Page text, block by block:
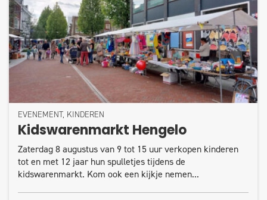
EVENEMENT, KINDEREN
Kidswarenmarkt Hengelo
Zaterdag 8 augustus van 9 tot 15 uur verkopen kinderen
tot en met 12 jaar hun spulletjes tijdens de
kidswarenmarkt. Kom ook een kijkje nemen...